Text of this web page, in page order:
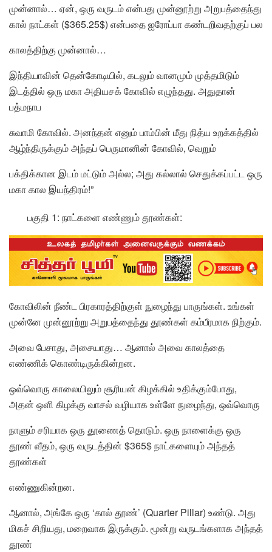
முன்னால்… ஏன், ஒரு வருடம் என்பது முன்னூற்று அறுபத்தைந்து
கால் நாட்கள் ($365.25$) என்பதை ஐரோப்பா கண்டறிவதற்குப் பல
காலத்திற்கு முன்னால்…
இந்தியாவின் தென்கோடியில், கடலும் வானமும் முத்தமிடும்
இடத்தில் ஒரு மகா அதியசக் கோவில் எழுந்தது. அதுதான்
பத்மநாப
சுவாமி கோவில். அனந்தன் எனும் பாம்பின் மீது நித்ய உறக்கத்தில்
ஆழ்ந்திருக்கும் அந்தப் பெருமானின் கோவில், வெறும்
பக்திக்கான இடம் மட்டும் அல்ல; அது கல்லால் செதுக்கப்பட்ட ஒரு
மகா கால இயந்திரம்!”
பகுதி 1: நாட்களை எண்ணும் தூண்கள்:
கோவிலின் நீண்ட பிரகாரத்திற்குள் நுழைந்து பாருங்கள். உங்கள்
முன்னே முன்னூற்று அறுபத்தைந்து தூண்கள் கம்பீரமாக நிற்கும்.
அவை பேசாது, அசையாது… ஆனால் அவை காலத்தை
எண்ணிக் கொண்டிருக்கின்றன.
ஒவ்வொரு காலையிலும் சூரியன் கிழக்கில் உதிக்கும்போது,
அதன் ஒளி கிழக்கு வாசல் வழியாக உள்ளே நுழைந்து, ஒவ்வொரு
நாளும் சரியாக ஒரு தூணைத் தொடும். ஒரு நாளைக்கு ஒரு
தூண் வீதம், ஒரு வருடத்தின் $365$ நாட்களையும் அந்தத்
தூண்கள்
எண்ணுகின்றன.
ஆனால், அங்கே ஒரு ‘கால் தூண்’ (Quarter Pillar) உண்டு. அது
மிகச் சிறியது, மறைவாக இருக்கும். மூன்று வருடங்களாக அந்தத்
தூண்